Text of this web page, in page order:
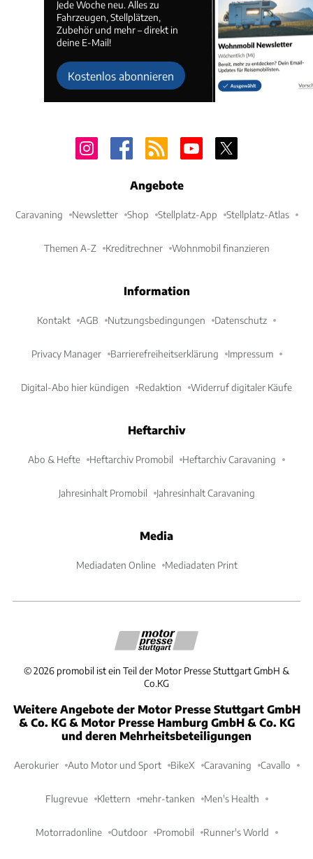
Jede Woche neu. Alles zu
Fahrzeugen, Stellplätzen,
Zubehör und mehr – direkt in
deine E-Mail!
Kostenlos abonnieren
Angebote
Caravaning Newsletter Shop Stellplatz-App Stellplatz-Atlas
Themen A-Z Kreditrechner Wohnmobil finanzieren
Information
Kontakt AGB Nutzungsbedingungen Datenschutz
Privacy Manager Barrierefreiheitserklärung Impressum
Digital-Abo hier kündigen Redaktion Widerruf digitaler Käufe
Heftarchiv
Abo & Hefte Heftarchiv Promobil Heftarchiv Caravaning
Jahresinhalt Promobil Jahresinhalt Caravaning
Media
Mediadaten Online Mediadaten Print
©2026 promobil ist ein Teil der Motor Presse Stuttgart GmbH &
Co.KG
Weitere Angebote der Motor Presse Stuttgart GmbH
& Co. KG & Motor Presse Hamburg GmbH & Co. KG
und deren Mehrheitsbeteiligungen
Aerokurier Auto Motor und Sport BikeX Caravaning Cavallo
Flugrevue Klettern mehr-tanken Men's Health
Motorradonline Outdoor Promobil Runner's World